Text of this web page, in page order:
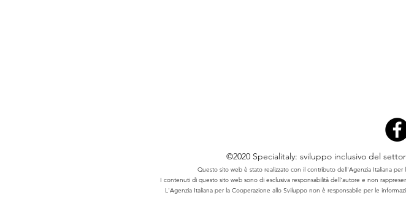
©2020 Specialitaly: sviluppo inclusivo del
Questo sito web è stato realizzato con il contributo dell'Agenzia Italiana
I contenuti di questo sito web sono di esclusiva responsabilità dell'autore e non
L'Agenzia Italiana per la Cooperazione allo Sviluppo non è responsabile per le